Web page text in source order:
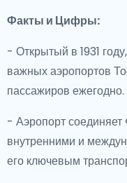
Факты и Цифры:
- Открытый в 1931
важных аэропортов
пассажиров ежегодно.
- Аэропорт
внутренними и
его ключевым